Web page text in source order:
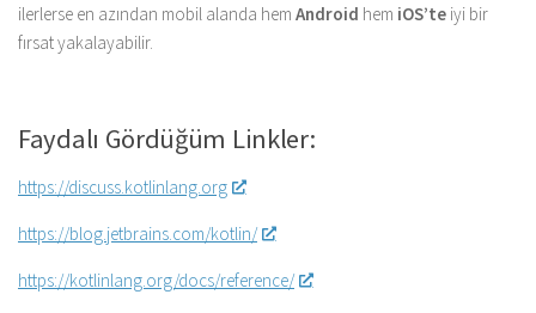
ilerlerse en azından mobil alanda hem Android hem iOS’te iyi bir
fırsat yakalayabilir.
Faydalı Gördüğüm Linkler:
https://discuss.kotlinlang.org
https://blog.jetbrains.com/kotlin/
https://kotlinlang.org/docs/reference/